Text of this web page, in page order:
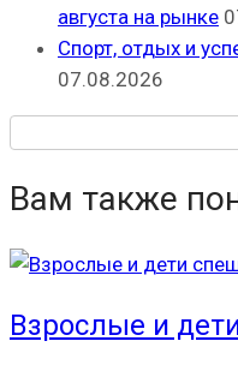
августа на рынке
Спорт, отдых и
07.08.2026
Вам также
Взрослые и